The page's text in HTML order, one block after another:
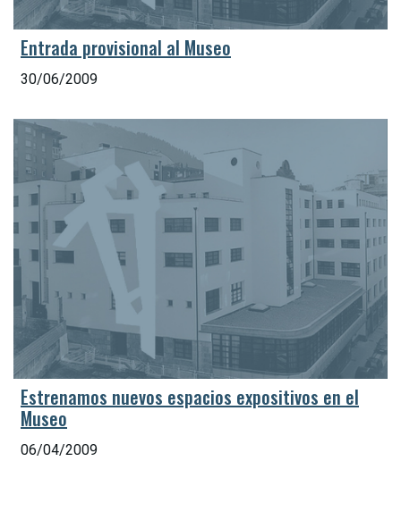
Entrada provisional al Museo
30/06/2009
Estrenamos nuevos espacios expositivos en el
Museo
06/04/2009